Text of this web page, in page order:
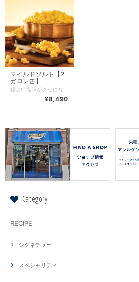
マイルドソルト【2
ガロン缶】
¥8,490
Category
RECIPE
シグネチャー
スペシャリティ